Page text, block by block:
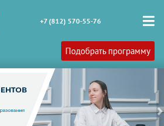
+7 (812) 570-55-76
Подобрать программу